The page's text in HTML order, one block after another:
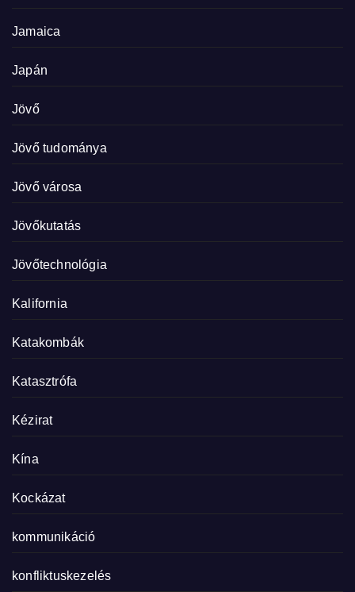
Jamaica
Japán
Jövő
Jövő tudománya
Jövő városa
Jövőkutatás
Jövőtechnológia
Kalifornia
Katakombák
Katasztrófa
Kézirat
Kína
Kockázat
kommunikáció
konfliktuskezelés